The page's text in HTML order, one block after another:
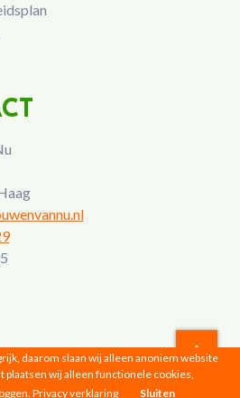
© 2026 |Privacyverklaring
daarom slaan wij alleen anoniem website
plaatsen wij alleen functionele cookies,
Privacy verklaring Sluiten